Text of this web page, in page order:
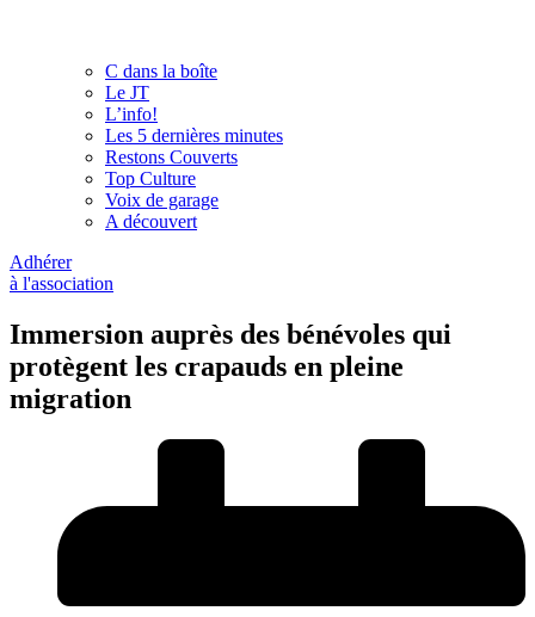
C dans la boîte
Le JT
L’info!
Les 5 dernières minutes
Restons Couverts
Top Culture
Voix de garage
A découvert
Adhérer
à l'association
Immersion auprès des bénévoles qui
protègent les crapauds en pleine
migration